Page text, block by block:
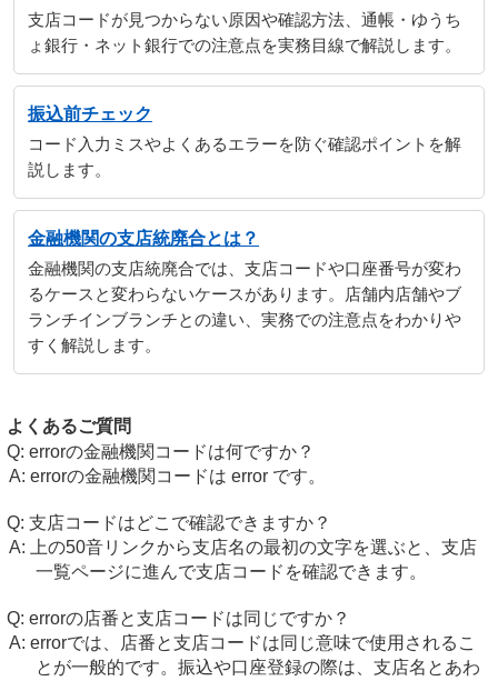
支店コードが見つからない原因や確認方法、通帳・ゆうち
ょ銀行・ネット銀行での注意点を実務目線で解説します。
振込前チェック
コード入力ミスやよくあるエラーを防ぐ確認ポイントを解
説します。
金融機関の支店統廃合とは？
金融機関の支店統廃合では、支店コードや口座番号が変わ
るケースと変わらないケースがあります。店舗内店舗やブ
ランチインブランチとの違い、実務での注意点をわかりや
すく解説します。
よくあるご質問
errorの金融機関コードは何ですか？
errorの金融機関コードは error です。
支店コードはどこで確認できますか？
上の50音リンクから支店名の最初の文字を選ぶと、支店
一覧ページに進んで支店コードを確認できます。
errorの店番と支店コードは同じですか？
errorでは、店番と支店コードは同じ意味で使用されるこ
とが一般的です。振込や口座登録の際は、支店名とあわ